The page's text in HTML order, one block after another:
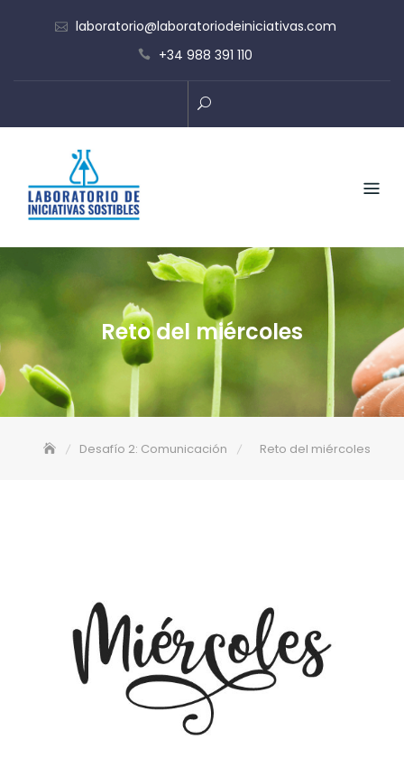
laboratorio@laboratoriodeiniciativas.com
+34 988 391 110
Reto del miércoles
Desafío 2: Comunicación Reto del miércoles